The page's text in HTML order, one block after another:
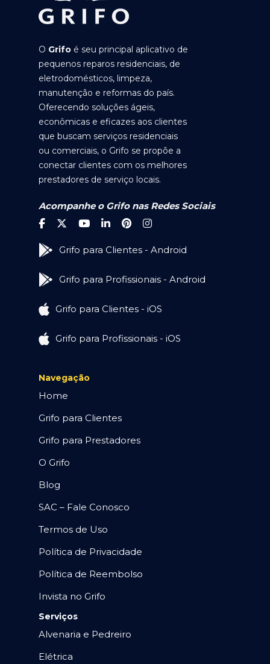
O Grifo é seu principal aplicativo de
pequenos reparos residenciais, de
eletrodomésticos, limpeza,
manutenção e reformas do país.
Oferecendo soluções ágeis,
econômicas e eficazes aos clientes
que buscam serviços residenciais
ou comerciais, o Grifo se propõe a
conectar clientes com os melhores
prestadores de serviço locais.
Acompanhe o Grifo nas Redes Sociais
Grifo para Clientes - Android
Grifo para Profissionais - Android
Grifo para Clientes - iOS
Grifo para Profissionais - iOS
Navegação
Home
Grifo para Clientes
Grifo para Prestadores
O Grifo
Blog
SAC – Fale Conosco
Termos de Uso
Política de Privacidade
Política de Reembolso
Invista no Grifo
Serviços
Alvenaria e Pedreiro
Elétrica